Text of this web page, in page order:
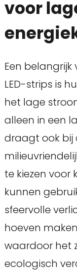
voor
Een
LED-strips is
het lage
alleen in een
draagt ook bij
te kiezen voor
kunnen
sfeervolle
hoeven
waardoor het
ecologisch